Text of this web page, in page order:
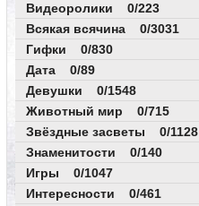
Видеоролики 0/223
Всякая всячина 0/3031
Гифки 0/830
Дата 0/89
Девушки 0/1548
Животный мир 0/715
Звёздные засветы 0/1128
Знаменитости 0/140
Игры 0/1047
Интересности 0/461